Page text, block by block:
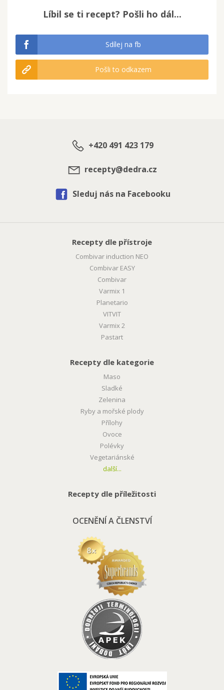
Líbil se ti recept? Pošli ho dál...
Sdílej na fb
Pošli to odkazem
+420 491 423 179
recepty@dedra.cz
Sleduj nás na Facebooku
Recepty dle přístroje
Combivar induction NEO
Combivar EASY
Combivar
Varmix 1
Planetario
VITVIT
Varmix 2
Pastart
Recepty dle kategorie
Maso
Sladké
Zelenina
Ryby a mořské plody
Přílohy
Ovoce
Polévky
Vegetariánské
další...
Recepty dle příležitosti
OCENĚNÍ A ČLENSTVÍ